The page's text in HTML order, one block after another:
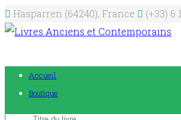
Hasparren (64240), France (+33) 6
Accueil
Boutique